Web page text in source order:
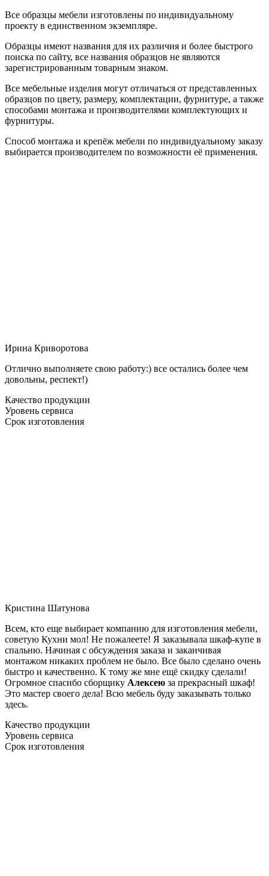
Все образцы мебели изготовлены по индивидуальному
проекту в единственном экземпляре.
Образцы имеют названия для их различия и более быстрого
поиска по сайту, все названия образцов не являются
зарегистрированным товарным знаком.
Все мебельные изделия могут отличаться от представленных
образцов по цвету, размеру, комплектации, фурнитуре, а также
способами монтажа и производителями комплектующих и
фурнитуры.
Способ монтажа и крепёж мебели по индивидуальному заказу
выбирается производителем по возможности её применения.
Ирина Криворотова
Отлично выполняете свою работу:) все остались более чем
довольны, респект!)
Качество продукции
Уровень сервиса
Срок изготовления
Кристина Шатунова
Всем, кто еще выбирает компанию для изготовления мебели,
советую Кухни мол! Не пожалеете! Я заказывала шкаф-купе в
спальню. Начиная с обсуждения заказа и заканчивая
монтажом никаких проблем не было. Все было сделано очень
быстро и качественно. К тому же мне ещё скидку сделали!
Огромное спасибо сборщику Алексею за прекрасный шкаф!
Это мастер своего дела! Всю мебель буду заказывать только
здесь.
Качество продукции
Уровень сервиса
Срок изготовления